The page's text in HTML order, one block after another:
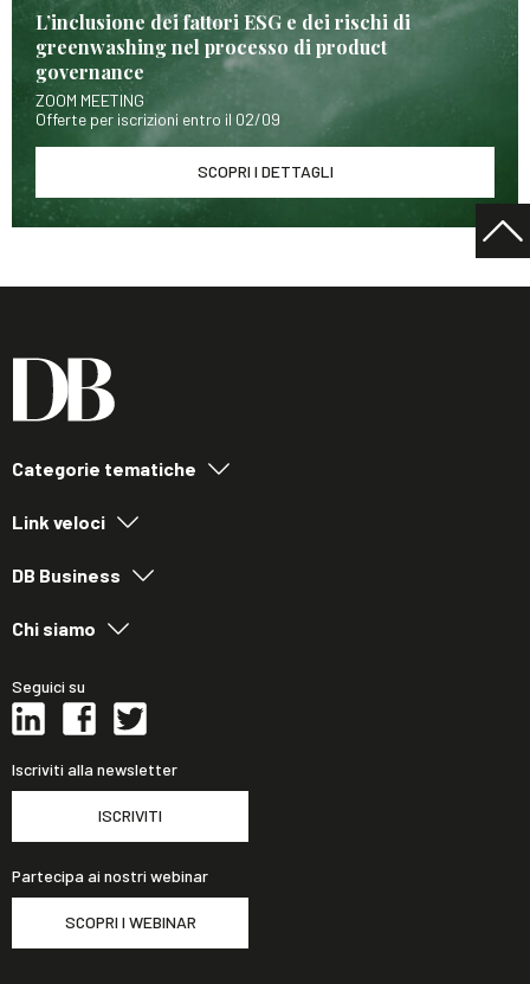
L’inclusione dei fattori ESG e dei rischi di
greenwashing nel processo di product
governance
ZOOM MEETING
Offerte per iscrizioni entro il 02/09
SCOPRI I DETTAGLI
Categorie tematiche
Link veloci
DB Business
Chi siamo
Seguici su
Iscriviti alla newsletter
ISCRIVITI
Partecipa ai nostri webinar
SCOPRI I WEBINAR